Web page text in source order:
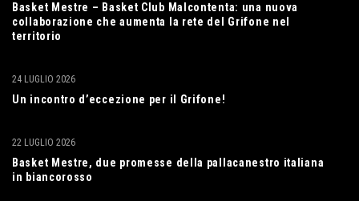
Basket Mestre – Basket Club Malcontenta: una nuova
collaborazione che aumenta la rete del Grifone nel
territorio
Un incontro d’eccezione per il Grifone!
24 LUGLIO 2026
Basket Mestre, due promesse della pallacanestro italiana
in biancorosso
22 LUGLIO 2026